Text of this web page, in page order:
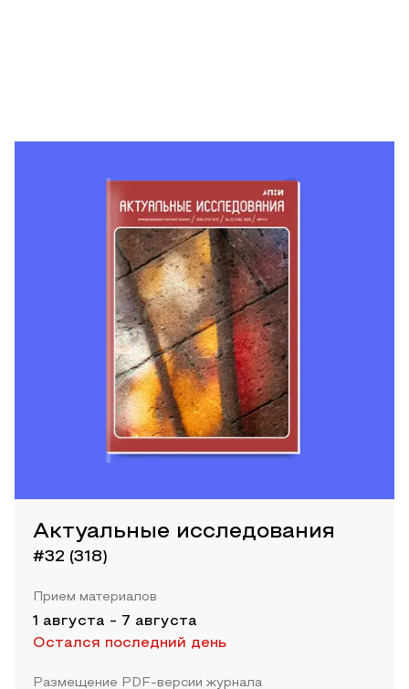
Актуальные исследования
#32 (318)
Прием материалов
1 августа - 7 августа
Остался последний день
Размещение PDF-версии журнала